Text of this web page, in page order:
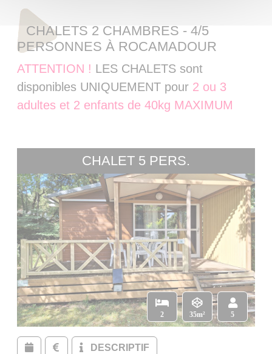
CHALETS 2 CHAMBRES - 4/5
PERSONNES À ROCAMADOUR
ATTENTION ! LES CHALETS sont
disponibles UNIQUEMENT pour 2 ou 3
adultes et 2 enfants de 40kg MAXIMUM
CHALET 5 PERS.
2 35m² 5
DESCRIPTIF